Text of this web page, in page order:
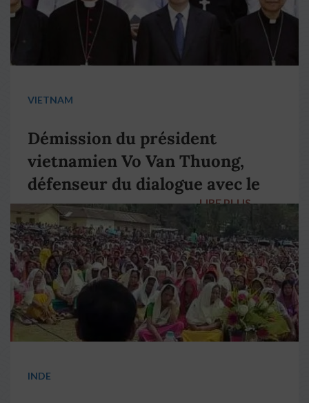
VIETNAM
Démission du président
vietnamien Vo Van Thuong,
défenseur du dialogue avec le
pape François
LIRE PLUS →
INDE